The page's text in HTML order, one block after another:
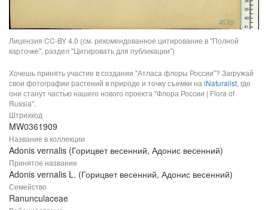
Лицензия CC-BY 4.0 (см. рекомендованное цитирование в "Полной
карточке", раздел "Цитировать для публикации")
Хочешь принять участие в создании "Атласа флоры России"? Загружай
свои фотографии растений в природе и точку съемки наiNaturalist, где
они станут частью нашего нового проекта "Флора России | Flora of
Russia".
Штрихкод
MW0361909
Название в коллекции
Adonis vernalis (Горицвет весенний, Адонис весенний)
Принятое название
Adonis vernalis L. (Горицвет весенний, Адонис весенний)
Семейство
Ranunculaceae